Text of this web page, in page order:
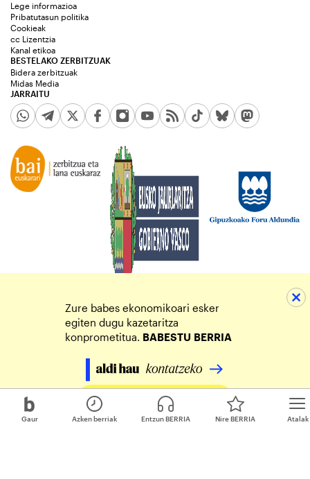
Gaur Atalak
Azken berriak Entzun BERRIA Nire BERRIA
JARRAITU
Lege informazioa
Pribatutasun politika
Cookieak
cc Lizentzia
Kanal etikoa
BESTELAKO ZERBITZUAK
Bidera zerbitzuak
Midas Media
Zure babes ekonomikoari esker
egiten dugu kazetaritza
konprometitua. BABESTU BERRIA
Egin zure ekarpena